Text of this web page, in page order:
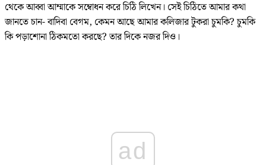
থেকে আব্বা আম্মাকে সম্বোধন করে চিঠি লিখেন। সেই চিঠিতে আমার কথা
জানতে চান- বাদিবা বেগম, কেমন আছে আমার কলিজার টুকরা চুমকি? চুমকি
কি পড়াশোনা ঠিকমতো করছে? তার দিকে নজর দিও।
ad